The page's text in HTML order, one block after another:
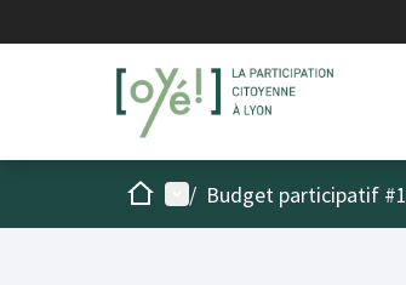
AccueilMenu principal
/ Budget participatif #1